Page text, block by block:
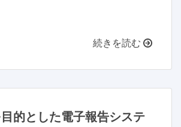
続きを読む
的とした電子報告システ